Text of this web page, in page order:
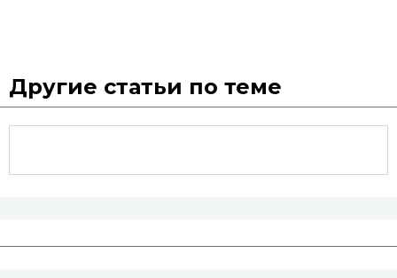
Другие статьи по теме